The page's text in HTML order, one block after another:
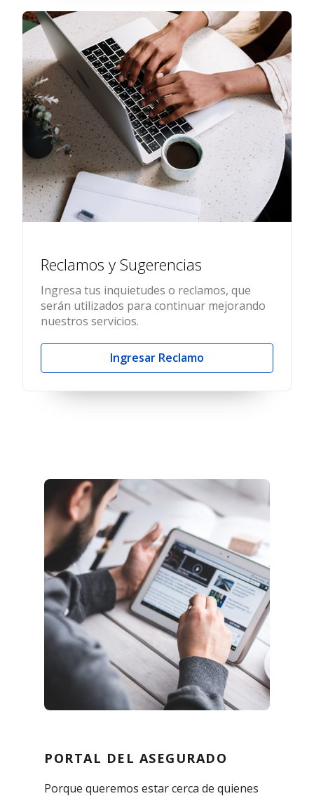
Reclamos y Sugerencias
Ingresa tus inquietudes o reclamos, que
serán utilizados para continuar mejorando
nuestros servicios.
Ingresar Reclamo
PORTAL DEL ASEGURADO
Porque queremos estar cerca de quienes